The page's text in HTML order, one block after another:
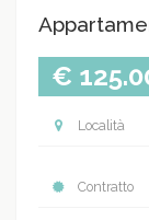
€
Località
Contratto